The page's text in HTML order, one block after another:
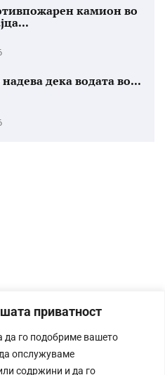
приватност
да го подобриме вашето
опслужуваме
содржини и да го
камион во
дека водата во...